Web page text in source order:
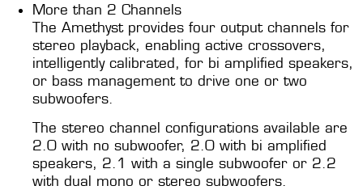
More than 2 Channels
The Amethyst provides four output channels for
stereo playback, enabling active crossovers,
intelligently calibrated, for bi amplified speakers,
or bass management to drive one or two
subwoofers.
The stereo channel configurations available are
2.0 with no subwoofer, 2.0 with bi amplified
speakers, 2.1 with a single subwoofer or 2.2
with dual mono or stereo subwoofers.